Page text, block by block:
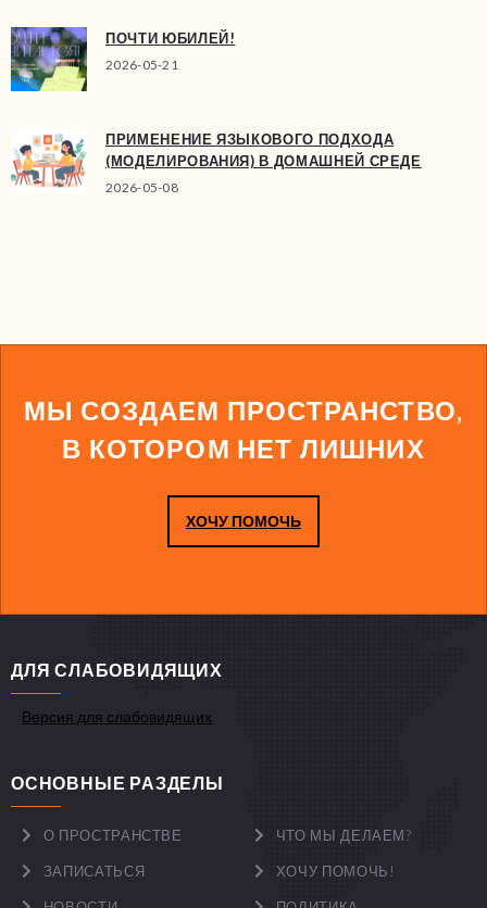
ПОЧТИ ЮБИЛЕЙ!
2026-05-21
ПРИМЕНЕНИЕ ЯЗЫКОВОГО ПОДХОДА
(МОДЕЛИРОВАНИЯ) В ДОМАШНЕЙ СРЕДЕ
2026-05-08
МЫ СОЗДАЕМ ПРОСТРАНСТВО,
В КОТОРОМ НЕТ ЛИШНИХ
ХОЧУ ПОМОЧЬ
ДЛЯ СЛАБОВИДЯЩИХ
Версия для слабовидящих
ОСНОВНЫЕ РАЗДЕЛЫ
О ПРОСТРАНСТВЕ ЧТО МЫ ДЕЛАЕМ?
ЗАПИСАТЬСЯ ХОЧУ ПОМОЧЬ!